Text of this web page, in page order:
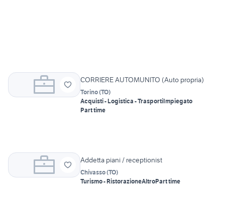
CORRIERE AUTOMUNITO (Auto propria)
Torino(TO)
Acquisti - Logistica - TrasportiImpiegato
Part time
Addetta piani / receptionist
Chivasso(TO)
Turismo - RistorazioneAltroPart time